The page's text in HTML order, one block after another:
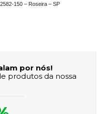
150 – Roseira – SP
por nós!
produtos da nossa